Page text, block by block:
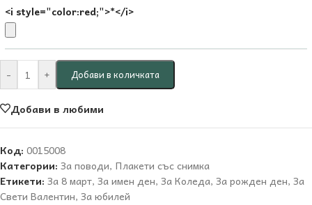
<i style="color:red;">*</i>
- + Добави в количката
Добави в любими
Код: 0015008
Категории: За поводи, Плакети със снимка
Етикети: За 8 март, За имен ден, За Коледа, За рожден ден, За
Свети Валентин, За юбилей